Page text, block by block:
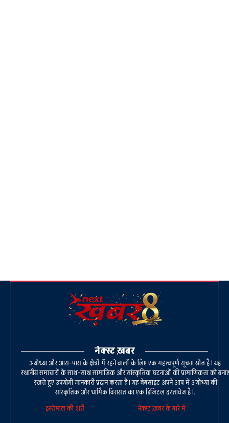
नेक्स्ट ख़बर
अयोध्या और आस-पास के क्षेत्रों में रहने वालों के लिए एक महत्वपूर्ण सूचना स्रोत है। यह
स्थानीय समाचारों के साथ-साथ सामाजिक और सांस्कृतिक घटनाओं की प्रामाणिकता को बनाए
रखते हुए उपयोगी जानकारी प्रदान करता है। यह वेबसाइट अपने आप में अयोध्या की
सांस्कृतिक और धार्मिक विरासत का एक डिजिटल दस्तावेज है।.
इस्तेमाल की शर्तें
नेक्स्ट ख़बर के बारे में